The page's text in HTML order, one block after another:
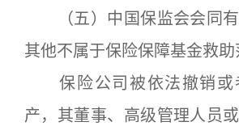
（五）中国保监会会同有
其他不属于保险保障基金救助
保险公司被依法撤销或
产，其董事、高级管理人员